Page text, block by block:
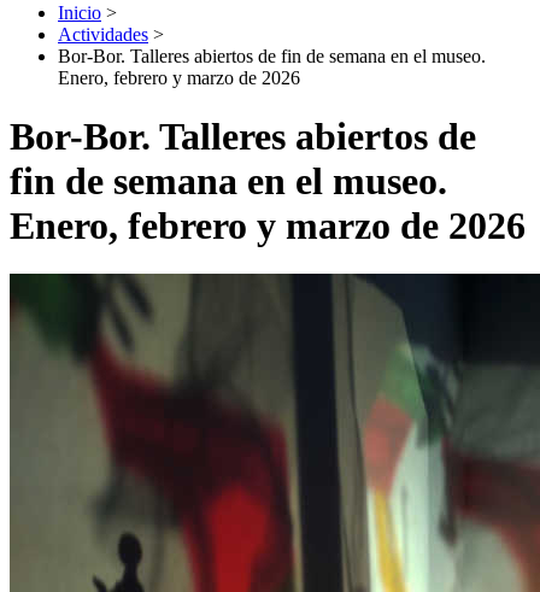
Inicio >
Actividades >
Bor-Bor. Talleres abiertos de fin de semana en el museo.
Enero, febrero y marzo de 2026
Bor-Bor. Talleres abiertos de
fin de semana en el museo.
Enero, febrero y marzo de 2026